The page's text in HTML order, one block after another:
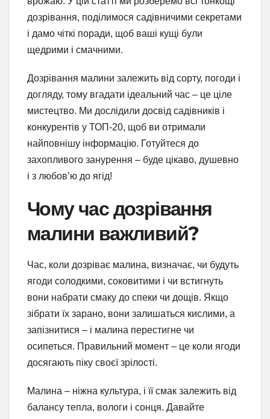
дозрівання, поділимося садівничими секретами
і дамо чіткі поради, щоб ваші кущі були
щедрими і смачними.
Дозрівання малини залежить від сорту, погоди і
догляду, тому вгадати ідеальний час – це ціле
мистецтво. Ми дослідили досвід садівників і
конкурентів у ТОП-20, щоб ви отримали
найповнішу інформацію. Готуйтеся до
захопливого занурення – буде цікаво, душевно
і з любов’ю до ягід!
Чому час дозрівання
малини важливий?
Час, коли дозріває малина, визначає, чи будуть
ягоди солодкими, соковитими і чи встигнуть
вони набрати смаку до спеки чи дощів. Якщо
зібрати їх зарано, вони залишаться кислими, а
запізнитися – і малина перестигне чи
осипеться. Правильний момент – це коли ягоди
досягають піку своєї зрілості.
Малина – ніжна культура, і її смак залежить від
балансу тепла, вологи і сонця. Давайте